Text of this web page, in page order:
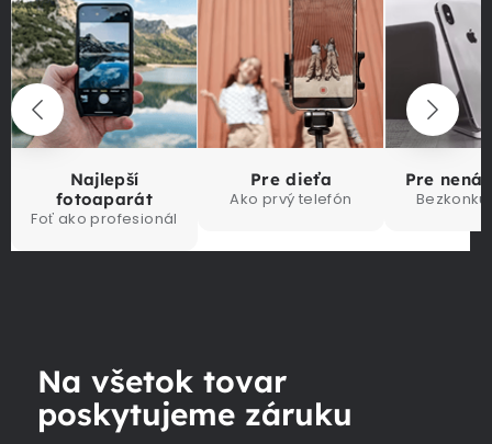
Najlepší
fotoaparát
Foť ako profesionál
Pre dieťa
Ako prvý telefón
Pre
Na všetok tovar
poskytujeme záruku